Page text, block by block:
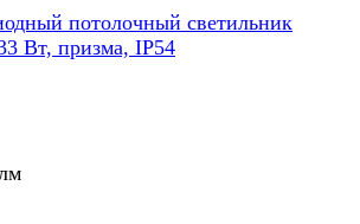
потолочный светильник
Вт, призма, IP54